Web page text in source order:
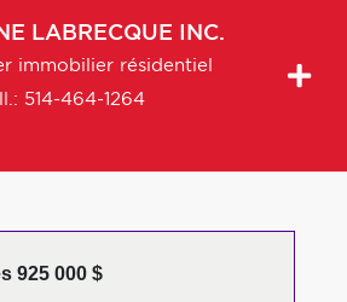
LABRECQUE INC.
immobilier résidentiel
514-464-1264
925 000 $